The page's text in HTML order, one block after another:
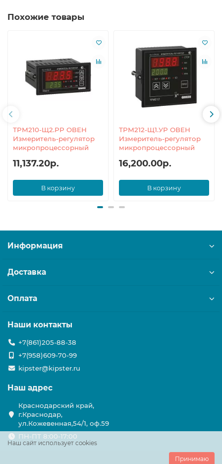
Похожие товары
ТРМ210-Щ2.РР ОВЕН
Измеритель-регулятор
микропроцессорный
11,137.20р.
В корзину
ТРМ212-Щ1.УР ОВЕН
Измеритель-регулятор
микропроцессорный
16,200.00р.
В корзину
Наш сайт использует cookies
Принимаю
Информация
Доставка
Оплата
Наши контакты
+7(861)205-88-38
+7(958)609-70-99
kipster@kipster.ru
Наш адрес
Краснодарский край,
г.Краснодар,
ул.Кожевенная,54/1, оф.59
ПН-ПТ 8:00-17:00